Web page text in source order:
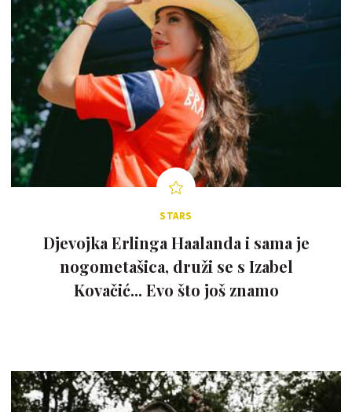
STARS
Djevojka Erlinga Haalanda i sama je
nogometašica, druži se s Izabel
Kovačić... Evo što još znamo